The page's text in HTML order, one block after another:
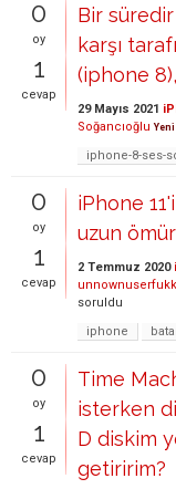
0
oy
1
cevap
Bir
karşı
(iphone
29 Mayıs 2021
Soğancıoğlu Yeni
iphone-8-ses-
0
oy
1
cevap
iPhone
uzun
2 Temmuz 2020
unnownuserfukk
soruldu
iphone
0
oy
1
cevap
Time
isterken
D diskim
getiririm?